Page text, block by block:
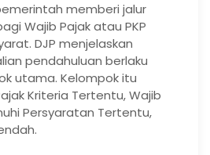
memberi jalur
Wajib Pajak atau PKP
DJP menjelaskan
pendahuluan berlaku
utama. Kelompok itu
Kriteria Tertentu, Wajib
Persyaratan Tertentu,